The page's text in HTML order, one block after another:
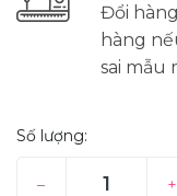
Đổi
hàng
sai mẫu
Số lượng:
– +